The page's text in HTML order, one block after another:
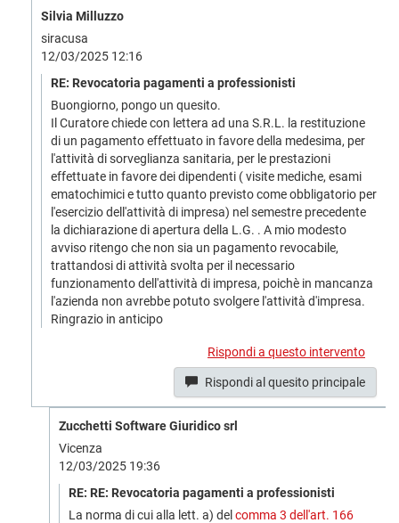
Silvia Milluzzo
siracusa
12/03/2025 12:16
RE: Revocatoria pagamenti a professionisti
Buongiorno, pongo un quesito.
Il Curatore chiede con lettera ad una S.R.L. la restituzione
di un pagamento effettuato in favore della medesima, per
l'attività di sorveglianza sanitaria, per le prestazioni
effettuate in favore dei dipendenti ( visite mediche, esami
ematochimici e tutto quanto previsto come obbligatorio per
l'esercizio dell'attività di impresa) nel semestre precedente
la dichiarazione di apertura della L.G. . A mio modesto
avviso ritengo che non sia un pagamento revocabile,
trattandosi di attività svolta per il necessario
funzionamento dell'attività di impresa, poichè in mancanza
l'azienda non avrebbe potuto svolgere l'attività d'impresa.
Ringrazio in anticipo
Rispondi a questo intervento
Rispondi al quesito principale
Zucchetti Software Giuridico srl
Vicenza
12/03/2025 19:36
RE: RE: Revocatoria pagamenti a professionisti
La norma di cui alla lett. a) del comma 3 dell'art. 166